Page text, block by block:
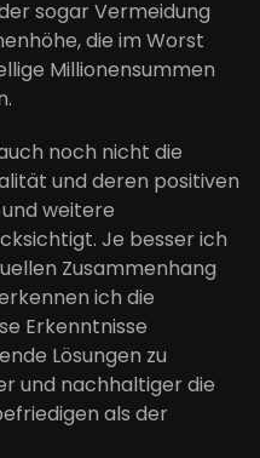
sogar Vermeidung
die im Worst
Millionensummen
noch nicht die
und deren positiven
weitere
Je besser ich
Zusammenhang
ich die
Erkenntnisse
Lösungen zu
und nachhaltiger die
als der